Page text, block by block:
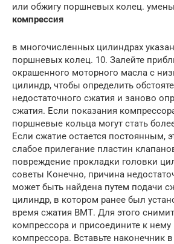
или обжигу поршневых колец.
компрессия
в многочисленных цилиндрах
поршневых колец. 10. Залейте
окрашенного моторного масла с
цилиндр, чтобы определить
недостаточного сжатия и заново
сжатия. Если показания
поршневые кольца могут стать
Если сжатие остается постоянным,
слабое прилегание пластин
повреждение прокладки головки
советы Конечно, причина
может быть найдена путем подачи
цилиндр, в котором ранее был
время сжатия ВМТ. Для этого
компрессора и присоедините к
компрессора. Вставьте наконечник